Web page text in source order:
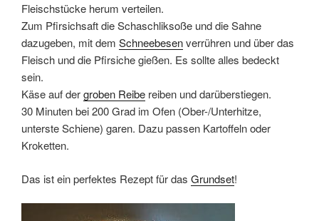
Fleischstücke herum verteilen.
Zum Pfirsichsaft die Schaschliksoße und die Sahne
dazugeben, mit dem Schneebesenverrühren und über das
Fleisch und die Pfirsiche gießen. Es sollte alles bedeckt
sein.
Käse auf dergroben Reibe reiben und darüberstiegen.
30 Minuten bei 200 Grad im Ofen (Ober-/Unterhitze,
unterste Schiene) garen. Dazu passen Kartoffeln oder
Kroketten.
Das ist ein perfektes Rezept für das Grundset!